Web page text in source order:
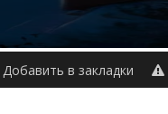
Добавить в закладки